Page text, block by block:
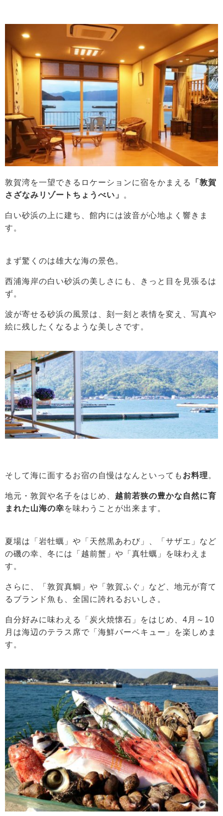
敦賀湾を一望できるロケーションに宿をかまえる
「敦賀
さざなみリゾートちょうべい」
。
白い砂浜の上に建ち、館内には波音が心地よく響きま
す。
まず驚くのは雄大な海の景色。
西浦海岸の白い砂浜の美しさにも、きっと目を見張るは
ず。
波が寄せる砂浜の風景は、刻一刻と表情を変え、写真や
絵に残したくなるような美しさです。
そして海に面するお宿の自慢はなんといっても お料理 。
地元・敦賀や名子をはじめ、 越前若狭の豊かな自然に育
まれた山海の幸を味わうことが出来ます。
夏場は「岩牡蠣」や「天然黒あわび」、「サザエ」など
の磯の幸、冬には「越前蟹」や「真牡蠣」を味わえま
す。
さらに、「敦賀真鯛」や「敦賀ふぐ」など、地元が育て
るブランド魚も、全国に誇れるおいしさ。
自分好みに味わえる「炭火焼懐石」をはじめ、4月～10
月は海辺のテラス席で「海鮮バーベキュー」を楽しめま
す。